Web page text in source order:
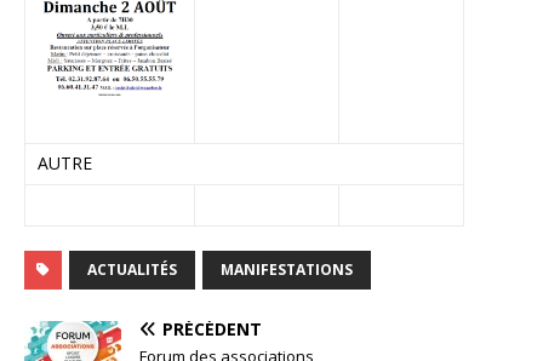
AUTRE
ACTUALITÉS MANIFESTATIONS
PRÉCÉDENT
Forum des associations